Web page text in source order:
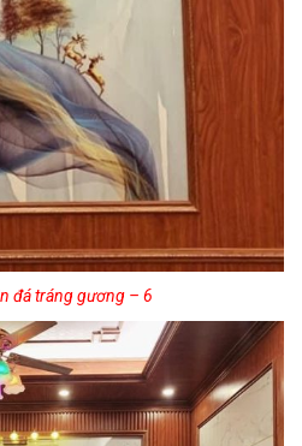
đá tráng gương – 6